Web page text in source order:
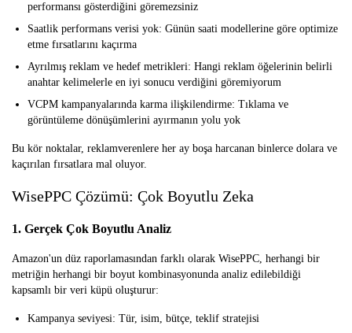
performansı gösterdiğini göremezsiniz
Saatlik performans verisi yok: Günün saati modellerine göre optimize
etme fırsatlarını kaçırma
Ayrılmış reklam ve hedef metrikleri: Hangi reklam öğelerinin belirli
anahtar kelimelerle en iyi sonucu verdiğini göremiyorum
VCPM kampanyalarında karma ilişkilendirme: Tıklama ve
görüntüleme dönüşümlerini ayırmanın yolu yok
Bu kör noktalar, reklamverenlere her ay boşa harcanan binlerce dolara ve
kaçırılan fırsatlara mal oluyor.
WisePPC Çözümü: Çok Boyutlu Zeka
1. Gerçek Çok Boyutlu Analiz
Amazon'un düz raporlamasından farklı olarak WisePPC, herhangi bir
metriğin herhangi bir boyut kombinasyonunda analiz edilebildiği
kapsamlı bir veri küpü oluşturur:
Kampanya seviyesi: Tür, isim, bütçe, teklif stratejisi